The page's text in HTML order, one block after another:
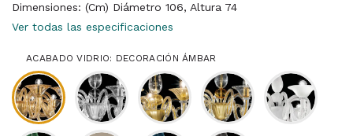
Dimensiones: (Cm) Diámetro 106, Altura 74
Ver todas las especificaciones
ACABADO VIDRIO: DECORACIÓN ÁMBAR